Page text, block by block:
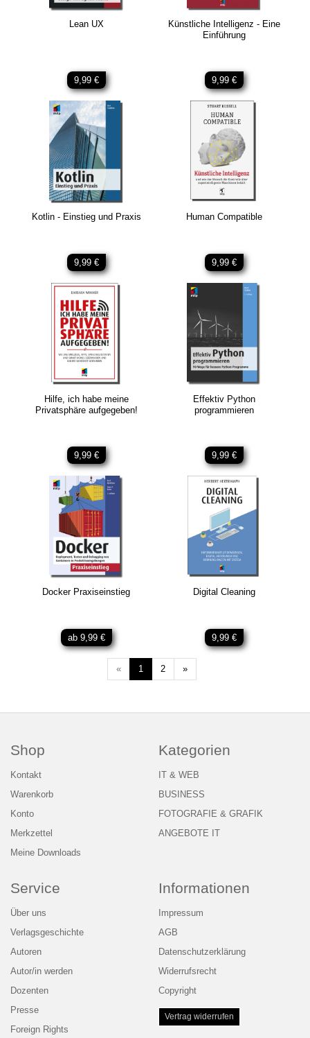
Lean UX
9,99 €
Künstliche Intelligenz - Eine
Einführung
9,99 €
Kotlin - Einstieg und Praxis
9,99 €
Human Compatible
9,99 €
Hilfe, ich habe meine
Privatsphäre aufgegeben!
9,99 €
Effektiv Python
programmieren
9,99 €
Docker Praxiseinstieg
ab 9,99 €
Digital Cleaning
9,99 €
« 1 2 »Weiter
Shop
Kontakt
Warenkorb
Konto
Merkzettel
Meine Downloads
Kategorien
IT & WEB
BUSINESS
FOTOGRAFIE & GRAFIK
ANGEBOTE IT
Service
Über uns
Verlagsgeschichte
Autoren
Autor/in werden
Dozenten
Presse
Foreign Rights
Informationen
Impressum
AGB
Datenschutzerklärung
Widerrufsrecht
Copyright
Vertrag widerrufen